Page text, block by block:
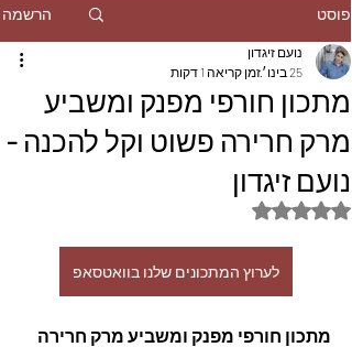
פוסט הרשמה
מתכון חורפי מפנק ומשביע
מרק חרירה פשוט וקל להכנה -
נועם זיגדון
נועם זיגדון
25 בינו׳
זמן קריאה 1 דקות
דירוג של NaN מתוך 5 כוכבים
לערוץ המתכונים שלנו בוואטסאפ
מתכון חורפי מפנק ומשביע מרק חרירה